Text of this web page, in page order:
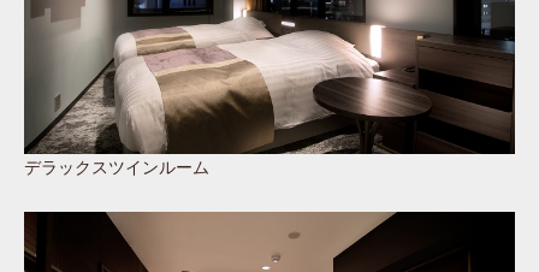
デラックスツインルーム